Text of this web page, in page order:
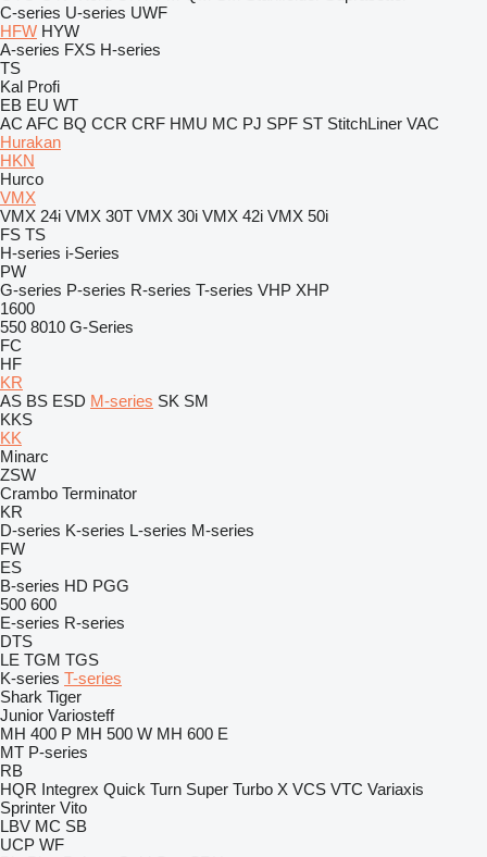
C-series U-series UWF
HFW HYW
A-series FXS H-series
TS
Kal Profi
EB EU WT
AC AFC BQ CCR CRF HMU MC PJ SPF ST StitchLiner VAC
Hurakan
HKN
Hurco
VMX
VMX 24i VMX 30T VMX 30i VMX 42i VMX 50i
FS TS
H-series i-Series
PW
G-series P-series R-series T-series VHP XHP
1600
550 8010 G-Series
FC
HF
KR
AS BS ESD M-series SK SM
KKS
KK
Minarc
ZSW
Crambo Terminator
KR
D-series K-series L-series M-series
FW
ES
B-series HD PGG
500 600
E-series R-series
DTS
LE TGM TGS
K-series T-series
Shark Tiger
Junior Variosteff
MH 400 P MH 500 W MH 600 E
MT P-series
RB
HQR Integrex Quick Turn Super Turbo X VCS VTC Variaxis
Sprinter Vito
LBV MC SB
UCP WF